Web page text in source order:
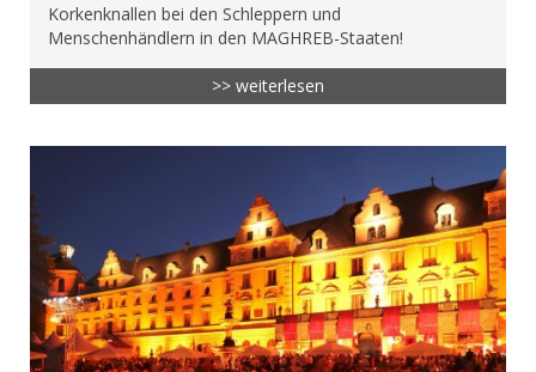
Korkenknallen bei den Schleppern und
Menschenhändlern in den MAGHREB-Staaten!
>> weiterlesen